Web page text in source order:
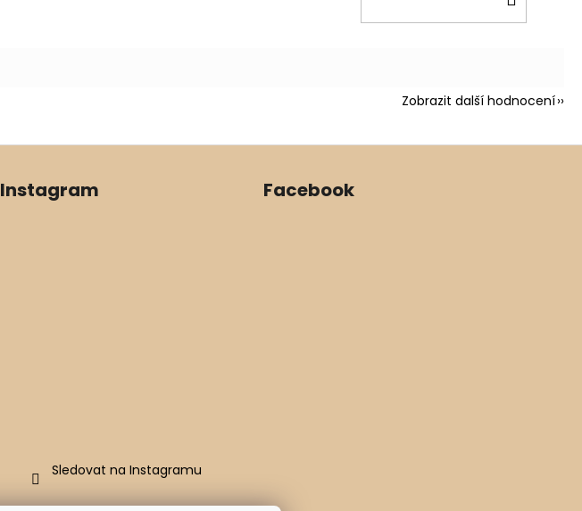
Zobrazit další hodnocení
Instagram
Sledovat na Instagramu
Facebook